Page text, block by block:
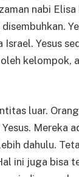
nabi
Yesus
kelompok,
luar.
Mereka
dahulu.
ini juga bisa